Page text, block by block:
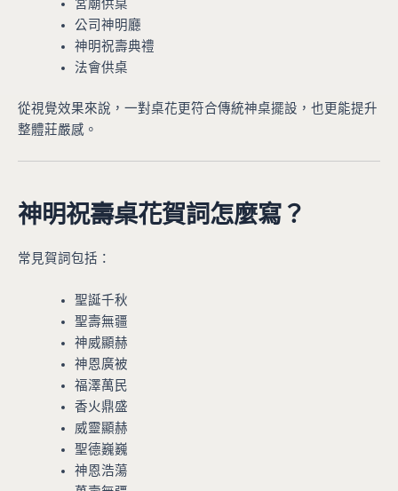
宮廟供桌
公司神明廳
神明祝壽典禮
法會供桌
從視覺效果來說，一對桌花更符合傳統神桌擺設，也更能提升
整體莊嚴感。
神明祝壽桌花賀詞怎麼寫？
常見賀詞包括：
聖誕千秋
聖壽無疆
神威顯赫
神恩廣被
福澤萬民
香火鼎盛
威靈顯赫
聖德巍巍
神恩浩蕩